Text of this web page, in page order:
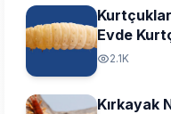
Evde
2.1K
Kırkayak